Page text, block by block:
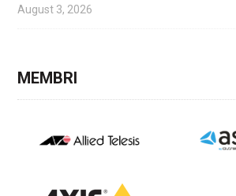
August 3, 2026
MEMBRI